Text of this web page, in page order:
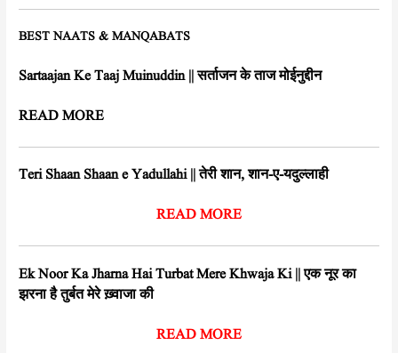
BEST NAATS & MANQABATS
Sartaajan Ke Taaj Muinuddin || सर्ताजन के ताज मोईनुद्दीन
READ MORE
Teri Shaan Shaan e Yadullahi || तेरी शान, शान-ए-यदुल्लाही
READ MORE
Ek Noor Ka Jharna Hai Turbat Mere Khwaja Ki || एक नूर का
झरना है तुर्बत मेरे ख़्वाजा की
READ MORE